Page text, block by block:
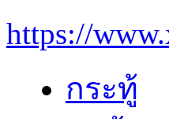
https://
กระทู้